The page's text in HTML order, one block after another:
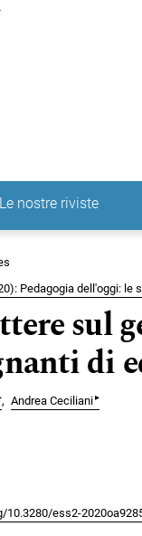
La lingua corrente è:
Le nostre riviste
Pedagogia dell'oggi:
sul
di
Andrea Ceciliani▸
10.3280/ess2-